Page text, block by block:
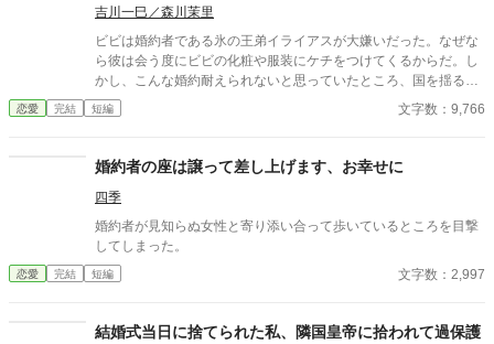
ください。 ※2026/07/28 関連作品に接続するために若干修整し
た「スピンオフルート」を追加しました。 ーーーーーーーーーー
【「ですよね！シリーズ」について】 本作は「ですよね！シリー
ズ」の第１作目です。 ◆ シリーズラインナップ ・1作目：『真実
の愛は何よりも優先される』と婚約破棄した王子、「ですよ
ね！」と言われる。（※本作） ・2作目：『お姉様、そのネック
のに ・4作目：婚約破棄で返り討ちにされた元王子、「真実の
愛」で世界を救う？
吉川一巳／森川茉里
ビビは婚約者である氷の王弟イライアスが大嫌いだった。なぜな
ら彼は会う度にビビの化粧や服装にケチをつけてくるからだ。し
かし、こんな婚約耐えられないと思っていたところ、国を揺るが
す大事件が起こり、イライアスから神の国から召喚される聖女と
結婚しなくてはいけなくなったから破談にしたいという申し出を
は神官となるのだが、招かれた聖女には問題があって……。小説
家になろう、カクヨムにも投稿しています。
恋愛 完結 短編 文字数：9,766
婚約者の座は譲って差し上げます、お幸せに
四季
婚約者が見知らぬ女性と寄り添い合って歩いているところを目撃
してしまった。
恋愛 完結 短編 文字数：2,997
結婚式当日に捨てられた私、隣国皇帝に拾われて過保護